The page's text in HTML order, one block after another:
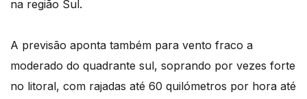
na região Sul.
A previsão aponta também para vento fraco a
moderado do quadrante sul, soprando por vezes forte
no litoral, com rajadas até 60 quilómetros por hora até